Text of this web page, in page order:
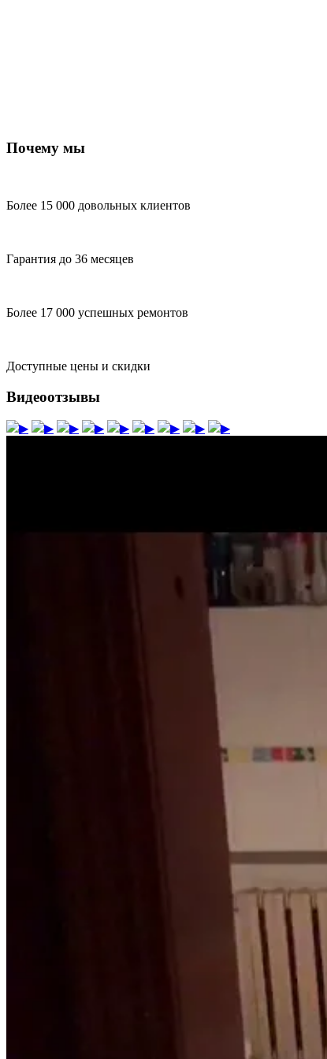
Почему мы
Более 15 000 довольных клиентов
Гарантия до 36 месяцев
Более 17 000 успешных ремонтов
Доступные цены и скидки
Видеоотзывы
▶ ▶ ▶ ▶ ▶ ▶ ▶ ▶ ▶